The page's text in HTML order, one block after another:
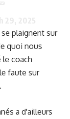
plaignent sur
quoi nous
le coach
faute sur
a d'ailleurs